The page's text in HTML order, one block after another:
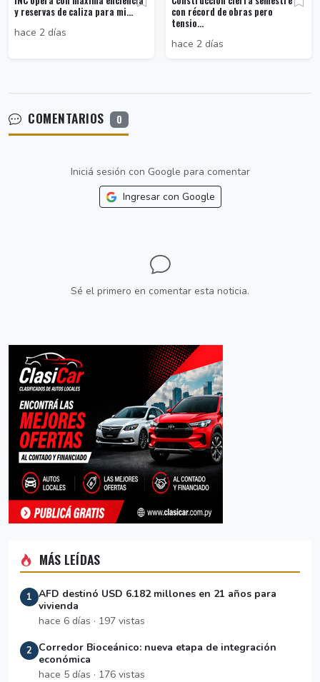
y reservas de caliza para mi...
hace 2 días
con récord de obras pero
tensio...
hace 2 días
COMENTARIOS 0
Iniciá sesión con Google para comentar
Ingresar con Google
Sé el primero en comentar esta noticia.
MÁS LEÍDAS
1 AFD destinó USD 6.182 millones en 21 años para
vivienda
hace 6 días · 197 vistas
2
Corredor Bioceánico: nueva etapa de integración
económica
hace 5 días · 176 vistas